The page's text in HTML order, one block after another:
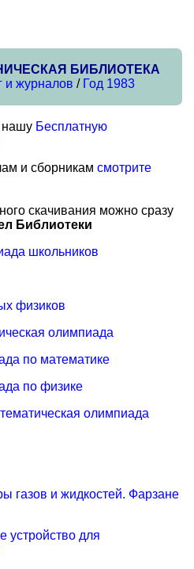
БИБЛИОТЕКА
и журналов / Год 1983
нашу Бесплатную
и сборникам смотрите
скачивания можно сразу
Библиотеки
школьников
физиков
олимпиада
по математике
по физике
олимпиада
газов и жидкостей. Фарзане
устройство для